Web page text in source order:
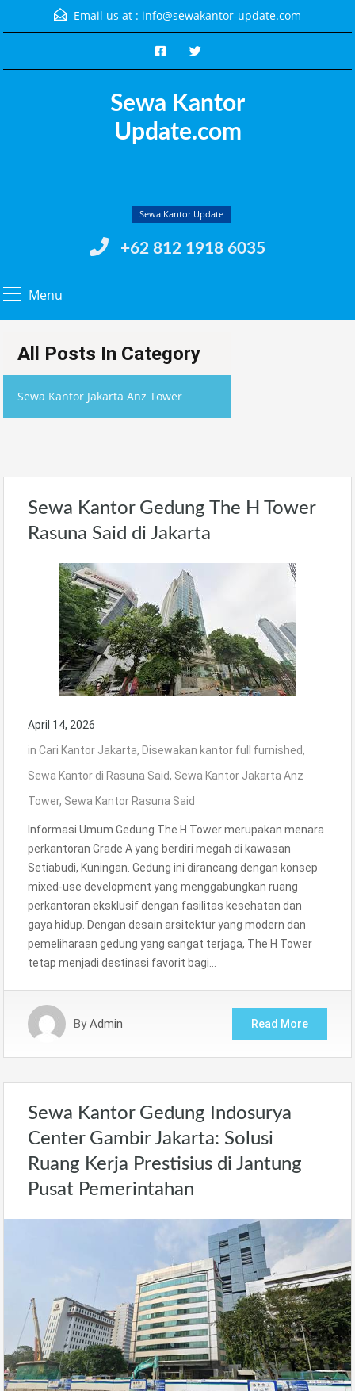
Email us at : info@sewakantor-update.com
Sewa Kantor
Update.com
Sewa Kantor Update
+62 812 1918 6035
Menu
All Posts In Category
Sewa Kantor Jakarta Anz Tower
Sewa Kantor Gedung The H Tower
Rasuna Said di Jakarta
April 14, 2026
in Cari Kantor Jakarta, Disewakan kantor full furnished,
Sewa Kantor di Rasuna Said, Sewa Kantor Jakarta Anz
Tower, Sewa Kantor Rasuna Said
Informasi Umum Gedung The H Tower merupakan menara
perkantoran Grade A yang berdiri megah di kawasan
Setiabudi, Kuningan. Gedung ini dirancang dengan konsep
mixed-use development yang menggabungkan ruang
perkantoran eksklusif dengan fasilitas kesehatan dan
gaya hidup. Dengan desain arsitektur yang modern dan
pemeliharaan gedung yang sangat terjaga, The H Tower
tetap menjadi destinasi favorit bagi…
By Admin Read More
Sewa Kantor Gedung Indosurya
Center Gambir Jakarta: Solusi
Ruang Kerja Prestisius di Jantung
Pusat Pemerintahan